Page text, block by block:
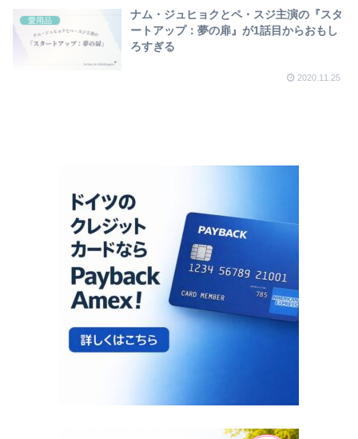
愛用品
ナム・ジュヒョクとペ・スジ主演の『スタ
ートアップ：夢の扉』が1話目からおもし
ろすぎる
2020.11.25